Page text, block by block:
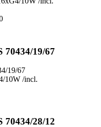
19/67
19/67
10W /incl.
28/12